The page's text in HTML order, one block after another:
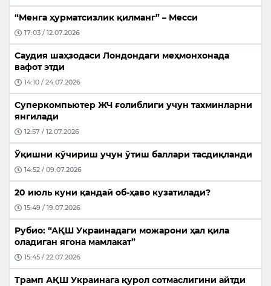
“Менга ҳурматсизлик қилманг” – Месси
17:03 / 12.07.2026
Саудия шаҳзодаси Лондондаги меҳмонхонада
вафот этди
14:10 / 24.07.2026
Суперкомпьютер ЖЧ ғолиблиги учун тахминларни
янгилади
12:57 / 12.07.2026
Ўқишни кўчириш учун ўтиш баллари тасдиқланди
14:52 / 09.07.2026
20 июль куни қандай об-ҳаво кузатилади?
15:49 / 19.07.2026
Рубио: “АҚШ Украинадаги можарони ҳал қила
оладиган ягона мамлакат”
15:45 / 22.07.2026
Трамп АҚШ Украинага қурол сотмаслигини айтди